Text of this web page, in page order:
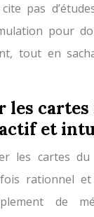
pas
pour
tout en
cartes
actif et
les cartes
rationnel
de